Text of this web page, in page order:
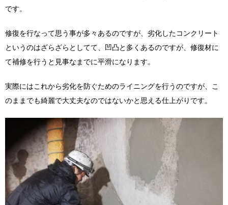
です。
修復を行なって思う事が多々あるのですが、劣化したコンクリート
というのはざらざらとしてて、凹凸と多くあるのですが、修復材に
て補修を行うと見事なまでに平滑になります。
実際にはこれから劣化を防ぐためのライニングを行うのですが、こ
のままでも綺麗で大丈夫なのではないかと思える仕上がりです。